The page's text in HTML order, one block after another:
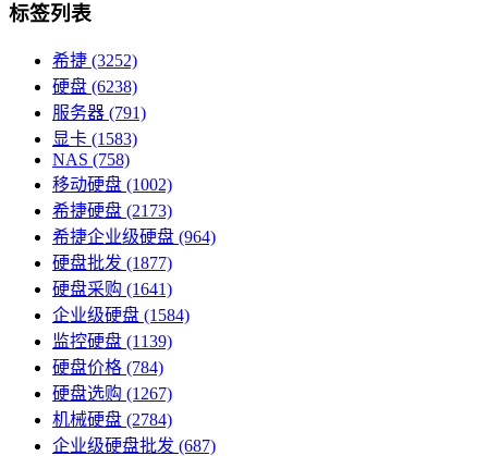
标签列表
希捷 (3252)
硬盘 (6238)
服务器 (791)
显卡 (1583)
NAS (758)
移动硬盘 (1002)
希捷硬盘 (2173)
希捷企业级硬盘 (964)
硬盘批发 (1877)
硬盘采购 (1641)
企业级硬盘 (1584)
监控硬盘 (1139)
硬盘价格 (784)
硬盘选购 (1267)
机械硬盘 (2784)
企业级硬盘批发 (687)